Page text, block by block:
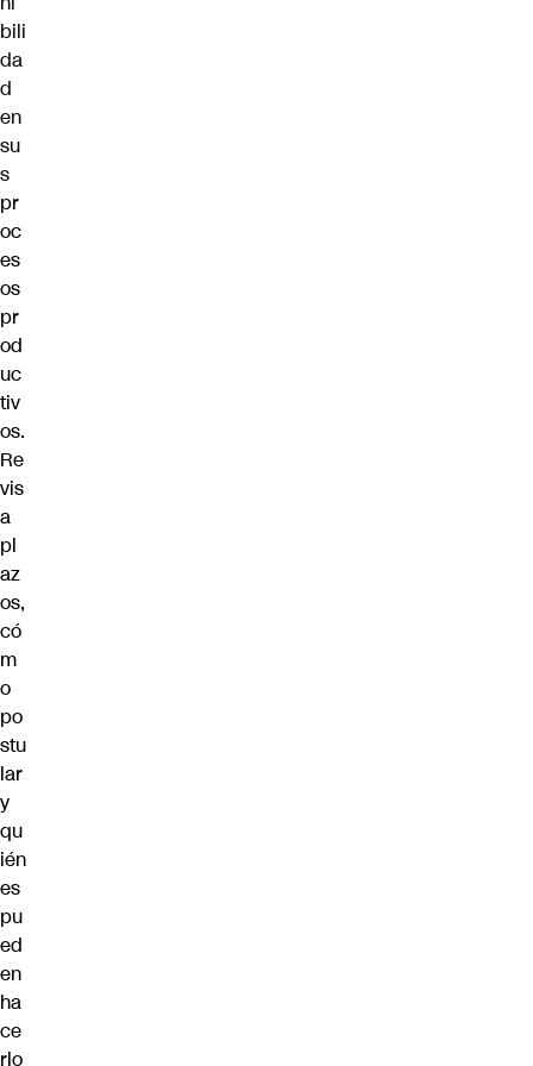
bili
da
d
en
su
s
pr
oc
es
os
pr
od
uc
tiv
os.
Re
vis
a
pl
az
os,
có
m
o
po
stu
lar
y
qu
ién
es
pu
ed
en
ha
ce
rlo